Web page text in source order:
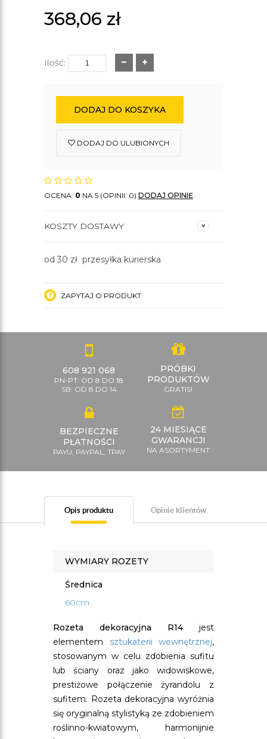
368,06 zł
Ilość:
DODAJ DO KOSZYKA
DODAJ DO ULUBIONYCH
OCENA: 0 NA 5 (OPINII: 0) DODAJ OPINIĘ
KOSZTY DOSTAWY
od 30 zł przesyłka kurierska
ZAPYTAJ O PRODUKT
608 921 068
PN-PT: OD 8 DO 18
SB: OD 8 DO 14
PRÓBKI
PRODUKTÓW
GRATIS!
BEZPIECZNE
PŁATNOŚCI
PAYU, PAYPAL, TPAY
24 MIESIĄCE
GWARANCJI
NA ASORTYMENT
Opis produktu Opinie klientów
WYMIARY ROZETY
Średnica
60cm
Rozeta dekoracyjna R14 jest
elementem sztukaterii wewnętrznej,
stosowanym w celu zdobienia sufitu
lub ściany oraz jako widowiskowe,
prestiżowe połączenie żyrandolu z
sufitem. Rozeta dekoracyjna wyróżnia
się oryginalną stylistyką ze zdobieniem
roślinno-kwiatowym, harmonijnie